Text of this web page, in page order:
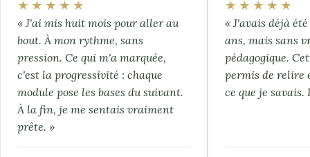
★★★★★
« J'ai mis huit mois pour aller au
bout. À mon rythme, sans
pression. Ce qui m'a marquée,
c'est la progressivité : chaque
module pose les bases du suivant.
À la fin, je me sentais vraiment
prête. »
★★★★★
« J'avais déjà
ans, mais sans
pédagogique.
permis de relire
ce que je savais.